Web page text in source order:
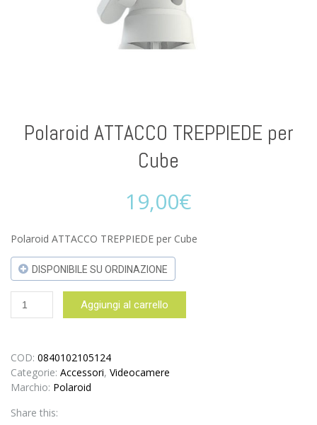
Polaroid ATTACCO TREPPIEDE per
Cube
19,00€
Polaroid ATTACCO TREPPIEDE per Cube
DISPONIBILE SU ORDINAZIONE
Polaroid
ATTACCO
Cube
quantità
Aggiungi al carrello
COD: 0840102105124
Categorie: Accessori, Videocamere
Marchio: Polaroid
Share this: